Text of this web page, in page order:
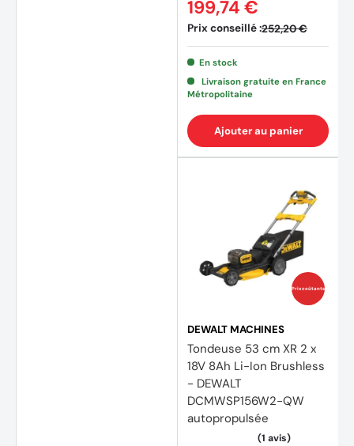
(1
Prix conseillé :252,20 €
199,74 €
En stock
Livraison gratuite en France
Métropolitaine
Ajouter au panier
Prix coûtants
DEWALT MACHINES
Tondeuse 53 cm XR 2 x
18V 8Ah Li-Ion Brushless
- DEWALT
DCMWSP156W2-QW
autopropulsée